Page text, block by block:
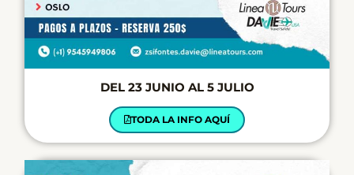
DEL 23 JUNIO AL 5 JULIO
TODA LA INFO AQUÍ